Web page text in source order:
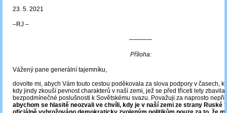
23. 5. 2021
‒RJ ‒
─────
Příloha:
Vážený pane generální tajemníku,
dovolte mi, abych Vám touto cestou poděkovala za slova podpory v časech,
kdy jindy zkouší pevnost charakterů v naší zemi, jež se před třiceti lety zbavila
bezpodmínečné poslušnosti k Sovětskému svazu. Považuji za naprosto
abychom se hlasitě neozvali ve chvíli, kdy je v naší zemi ze strany Ruské